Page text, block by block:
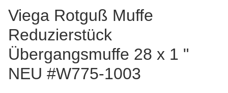
Viega Rotguß Muffe
Reduzierstück
Übergangsmuffe 28 x 1 "
NEU #W775-1003